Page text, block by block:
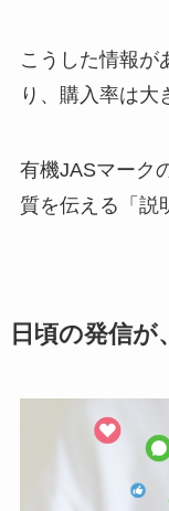
こうした情報が
り、購入率は大
有機JASマーク
質を伝える「説
日頃の発信